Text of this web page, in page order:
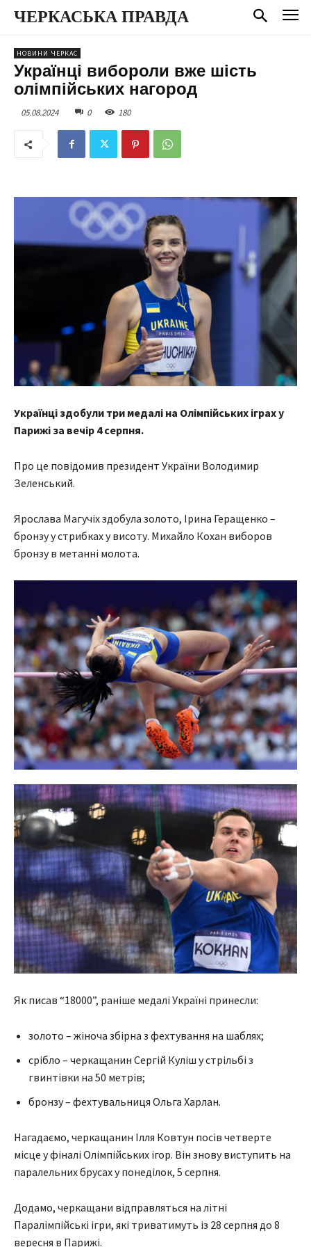
ЧЕРКАСЬКА ПРАВДА
НОВИНИ ЧЕРКАС
Українці вибороли вже шість
олімпійських нагород
05.08.2024 0 180
Українці здобули три медалі на Олімпійських іграх у
Парижі за вечір 4 серпня.
Про це повідомив президент України Володимир
Зеленський.
Ярослава Магучіх здобула золото, Ірина Геращенко –
бронзу у стрибках у висоту. Михайло Кохан виборов
бронзу в метанні молота.
Як писав “18000”, раніше медалі Україні принесли:
золото – жіноча збірна з фехтування на шаблях;
срібло – черкащанин Сергій Куліш у стрільбі з
гвинтівки на 50 метрів;
бронзу – фехтувальниця Ольга Харлан.
Нагадаємо, черкащанин Ілля Ковтун посів четверте
місце у фіналі Олімпійських ігор. Він знову виступить на
паралельних брусах у понеділок, 5 серпня.
Додамо, черкащани відправляться на літні
Паралімпійські ігри, які триватимуть із 28 серпня до 8
вересня в Парижі.